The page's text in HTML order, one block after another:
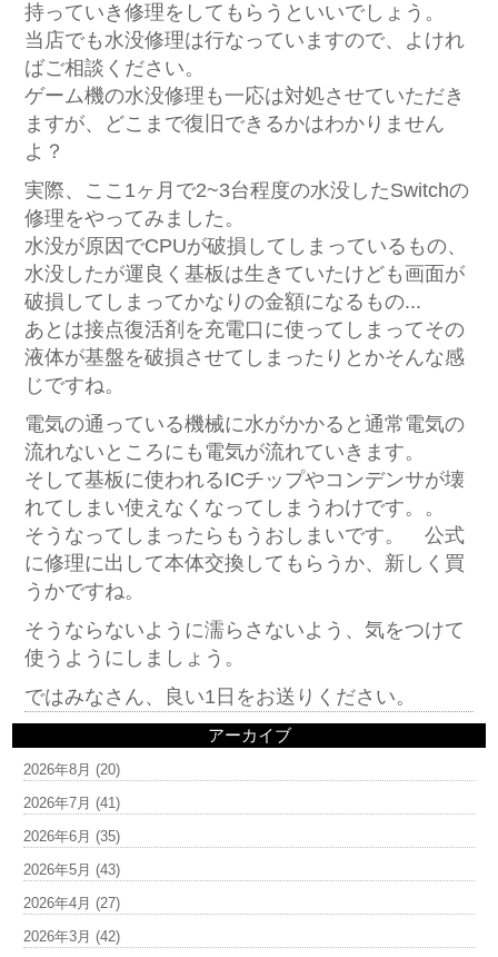
持っていき修理をしてもらうといいでしょう。
当店でも水没修理は行なっていますので、よけれ
ばご相談ください。
ゲーム機の水没修理も一応は対処させていただき
ますが、どこまで復旧できるかはわかりません
よ？
実際、ここ1ヶ月で2~3台程度の水没したSwitchの
修理をやってみました。
水没が原因でCPUが破損してしまっているもの、
水没したが運良く基板は生きていたけども画面が
破損してしまってかなりの金額になるもの...
あとは接点復活剤を充電口に使ってしまってその
液体が基盤を破損させてしまったりとかそんな感
じですね。
電気の通っている機械に水がかかると通常電気の
流れないところにも電気が流れていきます。
そして基板に使われるICチップやコンデンサが壊
れてしまい使えなくなってしまうわけです。。
そうなってしまったらもうおしまいです。 公式
に修理に出して本体交換してもらうか、新しく買
うかですね。
そうならないように濡らさないよう、気をつけて
使うようにしましょう。
ではみなさん、良い1日をお送りください。
アーカイブ
2026年8月 (20)
2026年7月 (41)
2026年6月 (35)
2026年5月 (43)
2026年4月 (27)
2026年3月 (42)